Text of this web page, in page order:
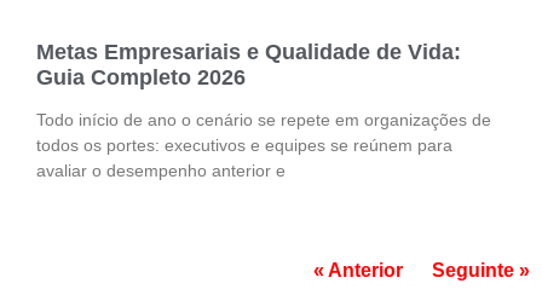
Metas Empresariais e Qualidade de Vida:
Guia Completo 2026
Todo início de ano o cenário se repete em organizações de
todos os portes: executivos e equipes se reúnem para
avaliar o desempenho anterior e
« Anterior Seguinte »